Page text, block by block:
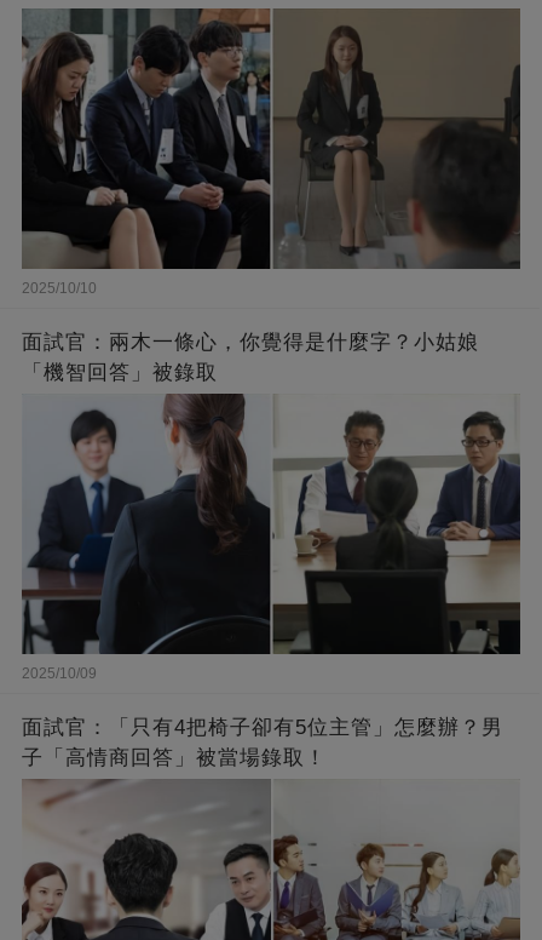
2025/10/10
面試官：兩木一條心，你覺得是什麼字？小姑娘
「機智回答」被錄取
2025/10/09
面試官：「只有4把椅子卻有5位主管」怎麼辦？男
子「高情商回答」被當場錄取！